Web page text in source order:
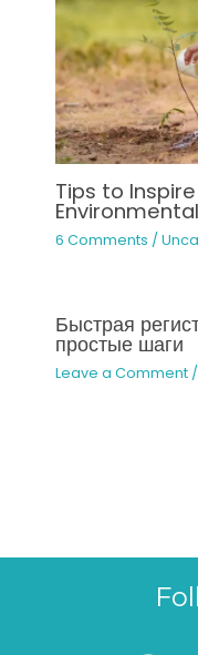
Tips to
6 Comments /
Быстрая
простые шаги
Leave a Comment /